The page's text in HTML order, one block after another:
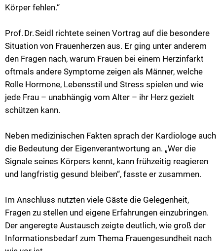
Körper fehlen.“
Prof. Dr. Seidl richtete seinen Vortrag auf die besondere
Situation von Frauenherzen aus. Er ging unter anderem
den Fragen nach, warum Frauen bei einem Herzinfarkt
oftmals andere Symptome zeigen als Männer, welche
Rolle Hormone, Lebensstil und Stress spielen und wie
jede Frau – unabhängig vom Alter – ihr Herz gezielt
schützen kann.
Neben medizinischen Fakten sprach der Kardiologe auch
die Bedeutung der Eigenverantwortung an. „Wer die
Signale seines Körpers kennt, kann frühzeitig reagieren
und langfristig gesund bleiben“, fasste er zusammen.
Im Anschluss nutzten viele Gäste die Gelegenheit,
Fragen zu stellen und eigene Erfahrungen einzubringen.
Der angeregte Austausch zeigte deutlich, wie groß der
Informationsbedarf zum Thema Frauengesundheit nach